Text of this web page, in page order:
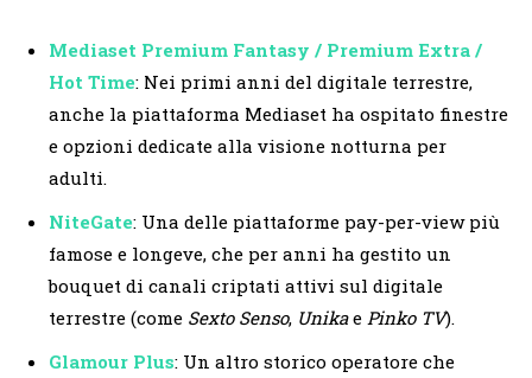
Mediaset Premium Fantasy / Premium Extra /
Hot Time: Nei primi anni del digitale terrestre,
anche la piattaforma Mediaset ha ospitato finestre
e opzioni dedicate alla visione notturna per
adulti.
NiteGate: Una delle piattaforme pay-per-view più
famose e longeve, che per anni ha gestito un
bouquet di canali criptati attivi sul digitale
terrestre (come Sexto Senso, Unikae Pinko TV).
Glamour Plus: Un altro storico operatore che